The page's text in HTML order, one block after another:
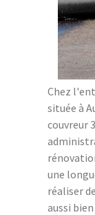
Chez
située à
couvreur
une
réaliser
aussi